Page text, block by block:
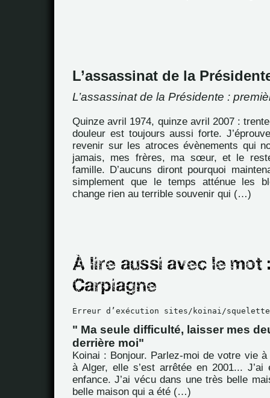
L’assassinat de la
L’assassinat de la Présidente :
Quinze avril 1974, quinze avril 2007 :
douleur est toujours aussi forte.
revenir sur les atroces évènements qui
jamais, mes frères, ma sœur, et le
famille. D’aucuns diront pourquoi
simplement que le temps atténue les
change rien au terrible souvenir qui (…)
Erreur d’exécution sites/koinai/
" Ma seule difficulté, laisser mes
derrière moi"
Koinai : Bonjour. Parlez-moi de votre vie
à Alger, elle s’est arrêtée en 2001... J’ai
enfance. J’ai vécu dans une très belle
belle maison qui a été (…)